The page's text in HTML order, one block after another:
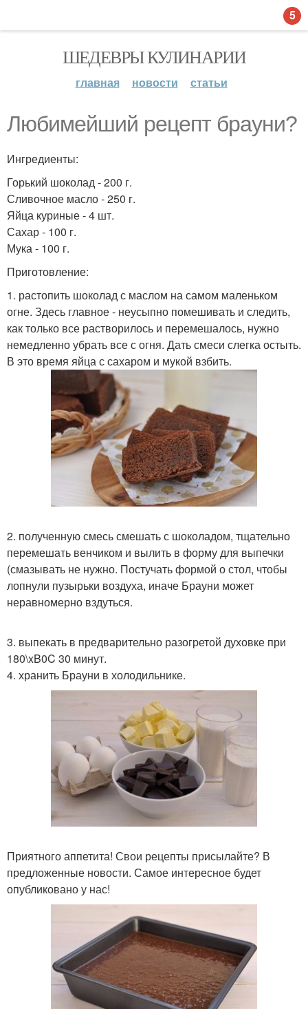
ШЕДЕВРЫ КУЛИНАРИИ
главная новости статьи
Любимейший рецепт брауни?
Ингредиенты:
Горький шоколад - 200 г.
Сливочное масло - 250 г.
Яйца куриные - 4 шт.
Сахар - 100 г.
Мука - 100 г.
Приготовление:
1. растопить шоколад с маслом на самом маленьком
огне. Здесь главное - неусыпно помешивать и следить,
как только все растворилось и перемешалось, нужно
немедленно убрать все с огня. Дать смеси слегка остыть.
В это время яйца с сахаром и мукой взбить.
2. полученную смесь смешать с шоколадом, тщательно
перемешать венчиком и вылить в форму для выпечки
(смазывать не нужно. Постучать формой о стол, чтобы
лопнули пузырьки воздуха, иначе Брауни может
неравномерно вздуться.
3. выпекать в предварительно разогретой духовке при
180\xB0C 30 минут.
4. хранить Брауни в холодильнике.
Приятного аппетита! Свои рецепты присылайте? В
предложенные новости. Самое интересное будет
опубликовано у нас!
5